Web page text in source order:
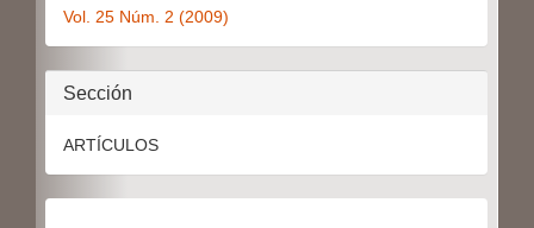
artículo
Vol. 25 Núm. 2 (2009)
Sección
ARTÍCULOS